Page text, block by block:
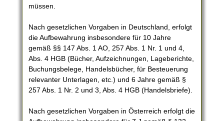
müssen.
Nach gesetzlichen Vorgaben in Deutschland, erfolgt
die Aufbewahrung insbesondere für 10 Jahre
gemäß §§ 147 Abs. 1 AO, 257 Abs. 1 Nr. 1 und 4,
Abs. 4 HGB (Bücher, Aufzeichnungen, Lageberichte,
Buchungsbelege, Handelsbücher, für Besteuerung
relevanter Unterlagen, etc.) und 6 Jahre gemäß §
257 Abs. 1 Nr. 2 und 3, Abs. 4 HGB (Handelsbriefe).
Nach gesetzlichen Vorgaben in Österreich erfolgt die